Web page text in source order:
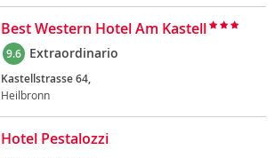
Best Western Hotel Am Kastell
9.6 Extraordinario
Kastellstrasse 64,
Heilbronn
Hotel Pestalozzi